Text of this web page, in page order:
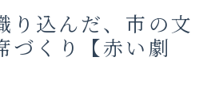
り込んだ、市の文
づくり【赤い劇